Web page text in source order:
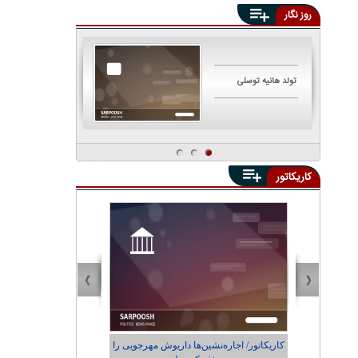
روز نگار
تولد هانیه توسلی
کاریکاتور
کاریکاتور/ اجاره‌نشین‌ها داریوش مهرجویی را